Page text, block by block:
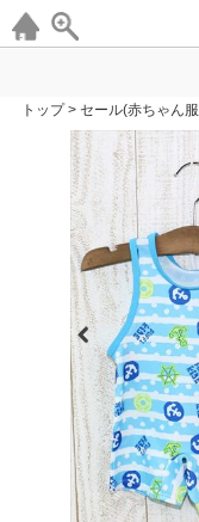
トップ > セール(赤ちゃん